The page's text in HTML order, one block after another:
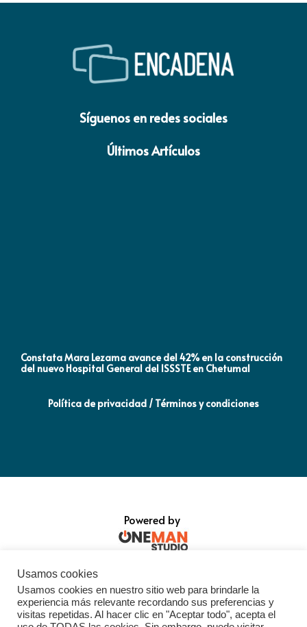
Síguenos en redes sociales
Últimos Artículos
Constata Mara Lezama avance del 42% en la construcción
del nuevo Hospital General del ISSSTE en Chetumal
Política de privacidad / Términos y condiciones
Powered by
Usamos cookies
Usamos cookies en nuestro sitio web para brindarle la
experiencia más relevante recordando sus preferencias y
visitas repetidas. Al hacer clic en "Aceptar todo", acepta el